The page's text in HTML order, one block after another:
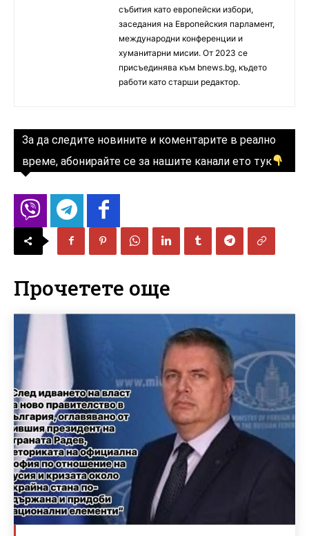
събития като европейски избори,
заседания на Европейския парламент,
международни конференции и
хуманитарни мисии. От 2023 се
присъединява към bnews.bg, където
работи като старши редактор.
За да следите новините и коментарите в реално
време, абонирайте се за нашите канали ето тук
Прочетете още